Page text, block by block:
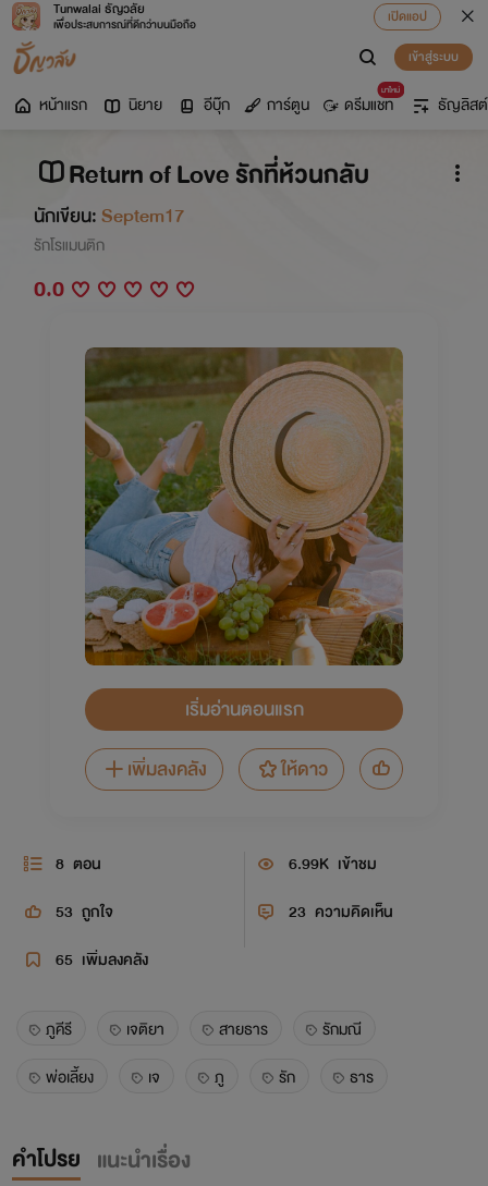
Tunwalai ธัญวลัย
เพื่อประสบการณ์ที่ดีกว่าบนมือถือ
เปิดแอป
เข้าสู่ระบบ
หน้าแรก นิยาย อีบุ๊ก การ์ตูน
มาใหม่
ดรีมแชท ธัญลิสต์
Return of Love รักที่ห้วนกลับ
นักเขียน:Septem17
รักโรแมนติก
0.0
เริ่มอ่านตอนแรก
เพิ่มลงคลัง
ให้ดาว
8 ตอน 6.99K เข้าชม
53 ถูกใจ 23 ความคิดเห็น
65 เพิ่มลงคลัง
ภูคีรี เจติยา สายธาร
รักมณี
พ่อเลี้ยง
เจ ภู รัก ธาร
คำโปรย แนะนำเรื่อง